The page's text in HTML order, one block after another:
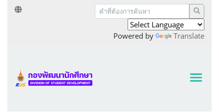
Powered by Translate